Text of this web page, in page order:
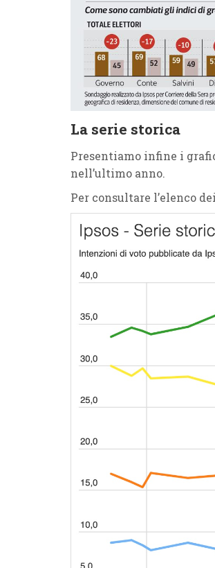
La serie storica
Presentiamo infine i
nell’ultimo anno.
Per consultare l’elenco